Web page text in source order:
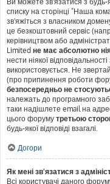
списку на сторінці "Наша
зв'яжіться з власником
це безкоштовний сервіс
керівництвом або
Limited не має абсолютно
нести ніякої
використовується. Не
(про припинення роботи
безпосередньо не
належать до програмного
таки надішлете email на
цього форуму третьою
будь-якої відповіді взагалі.
Догори
Як мені зв'язатися з
Всі користувачі даного